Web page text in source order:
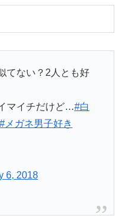
てない？2人とも好
マイチだけど…#白
#メガネ男子好き
6, 2018